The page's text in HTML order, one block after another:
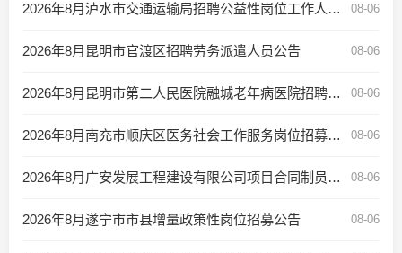
2026年8月泸水市交通运输局招聘公益性岗位工作人员公告 08-06
2026年8月昆明市官渡区招聘劳务派遣人员公告 08-06
2026年8月昆明市第二人民医院融城老年病医院招聘简章 08-06
2026年8月南充市顺庆区医务社会工作服务岗位招募公告 08-06
2026年8月广安发展工程建设有限公司项目合同制员工补充招聘公告 08-06
2026年8月遂宁市市县增量政策性岗位招募公告 08-06